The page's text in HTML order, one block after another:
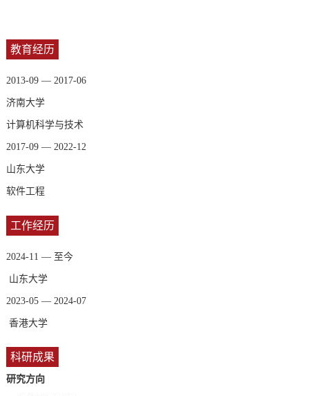
教育经历
2013-09 — 2017-06
济南大学
计算机科学与技术
2017-09 — 2022-12
山东大学
软件工程
工作经历
2024-11 — 至今
山东大学
2023-05 — 2024-07
香港大学
科研成果
研究方向